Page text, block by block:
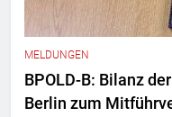
MELDUNGEN
BPOLD-B: Bilanz
Berlin zum